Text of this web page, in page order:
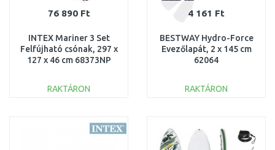
76 890 Ft
INTEX Mariner 3 Set
Felfújható csónak, 297 x
127 x 46 cm 68373NP
RAKTÁRON
Összehasonlítás
4 161 Ft
BESTWAY Hydro-Force
Evezőlapát, 2 x 145 cm
62064
RAKTÁRON